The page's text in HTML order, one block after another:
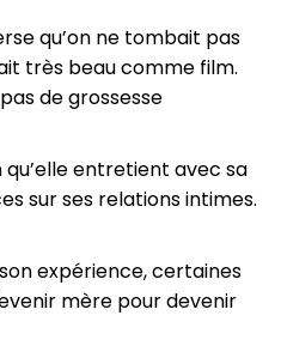
qu’on ne tombait pas
très beau comme film.
de grossesse
entretient avec sa
sur ses relations intimes.
expérience, certaines
mère pour devenir